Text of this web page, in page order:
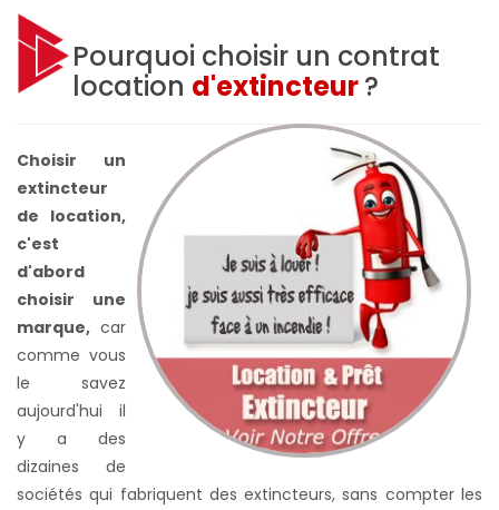
Pourquoi choisir un contrat
location d'extincteur?
Choisir un
extincteur
de location,
c'est
d'abord
choisir une
marque, car
comme vous
le savez
aujourd'hui il
y a des
dizaines de
sociétés qui fabriquent des extincteurs, sans compter les